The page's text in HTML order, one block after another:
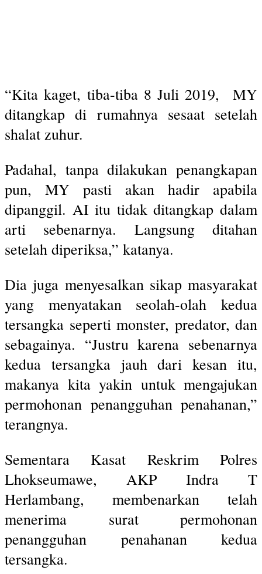
“Kita kaget, tiba-tiba 8 Juli 2019, MY
ditangkap di rumahnya sesaat setelah
shalat zuhur.
Padahal, tanpa dilakukan penangkapan
pun, MY pasti akan hadir apabila
dipanggil. AI itu tidak ditangkap dalam
arti sebenarnya. Langsung ditahan
setelah diperiksa,” katanya.
Dia juga menyesalkan sikap masyarakat
yang menyatakan seolah-olah kedua
tersangka seperti monster, predator, dan
sebagainya. “Justru karena sebenarnya
kedua tersangka jauh dari kesan itu,
makanya kita yakin untuk mengajukan
permohonan penangguhan penahanan,”
terangnya.
Sementara Kasat Reskrim Polres
Lhokseumawe, AKP Indra T
Herlambang, membenarkan telah
menerima surat permohonan
penangguhan penahanan kedua
tersangka.